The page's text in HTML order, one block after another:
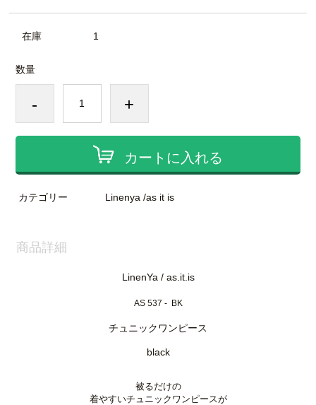
在庫 1
数量
- +
カートに入れる
カテゴリー Linenya /as it is
商品詳細
LinenYa / as.it.is
AS 537 - BK
チュニックワンピース
black
被るだけの
着やすいチュニックワンピースが